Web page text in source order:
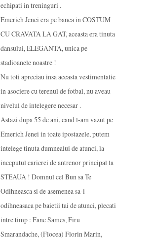
echipati in treninguri .
Emerich Jenei era pe banca in COSTUM
CU CRAVATA LA GAT, aceasta era tinuta
dansului, ELEGANTA, unica pe
stadioanele noastre !
Nu toti apreciau insa aceasta vestimentatie
in asociere cu terenul de fotbal, nu aveau
nivelul de intelegere necesar .
Astazi dupa 55 de ani, cand l-am vazut pe
Emerich Jenei in toate ipostazele, putem
intelege tinuta dumnealui de atunci, la
inceputul carierei de antrenor principal la
STEAUA ! Domnul cel Bun sa Te
Odihneasca si de asemenea sa-i
odihneasaca pe baietii tai de atunci, plecati
intre timp : Fane Sames, Firu
Smarandache, (Flocea) Florin Marin,